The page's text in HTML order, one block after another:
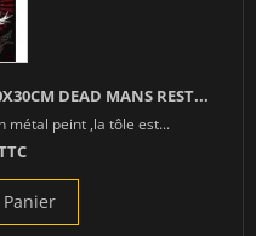
DEAD MANS REST...
métal peint ,la tôle est...